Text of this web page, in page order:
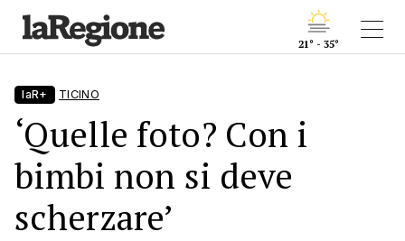
21° - 35°
laR+ TICINO
‘Quelle foto? Con i
bimbi non si deve
scherzare’